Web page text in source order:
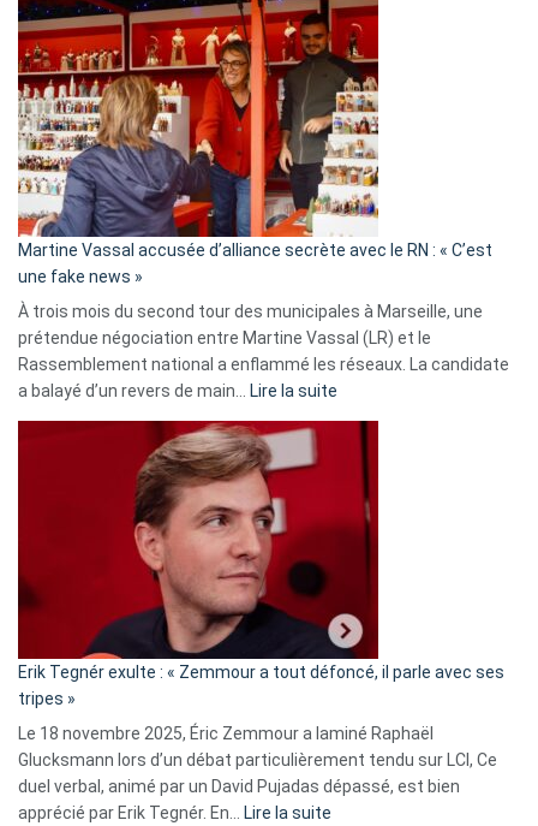
Algérie
Martine Vassal accusée d’alliance secrète avec le RN : « C’est
une fake news »
À trois mois du second tour des municipales à Marseille, une
prétendue négociation entre Martine Vassal (LR) et le
Rassemblement national a enflammé les réseaux. La candidate
a balayé d’un revers de main… Lire la suite
d’alliance
secrète
«
C’est
fake
news
»
Erik Tegnér exulte : « Zemmour a tout défoncé, il parle avec ses
tripes »
Le 18 novembre 2025, Éric Zemmour a laminé Raphaël
Glucksmann lors d’un débat particulièrement tendu sur LCI, Ce
duel verbal, animé par un David Pujadas dépassé, est bien
apprécié par Erik Tegnér. En… Lire la suite